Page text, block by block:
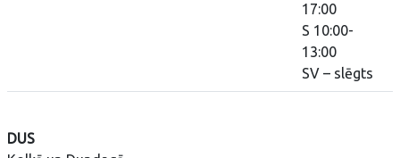
17:00
S 10:00-
13:00
SV – slēgts
DUS